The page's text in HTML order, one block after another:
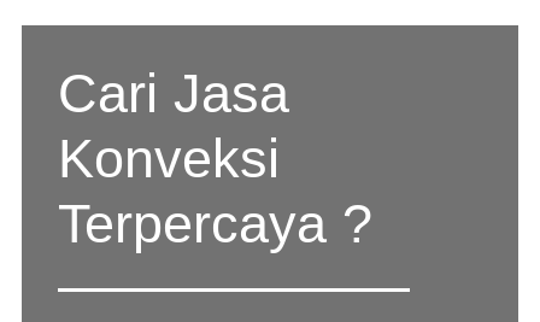
Cari Jasa
Konveksi
Terpercaya ?